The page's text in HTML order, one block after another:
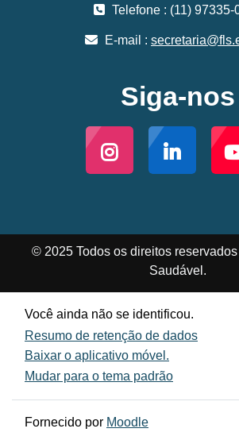
Telefone : (11) 97335-
E-mail :
Siga-nos
© 2025 Todos os direitos
Saudável.
Você ainda não se identificou.
Resumo de retenção de dados
Baixar o aplicativo móvel.
Mudar para o tema padrão
Fornecido por Moodle